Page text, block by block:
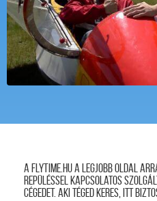
A FLYTIME.HU a legjobb oldal
repüléssel kapcsolatos
cégedet. Aki téged keres, itt